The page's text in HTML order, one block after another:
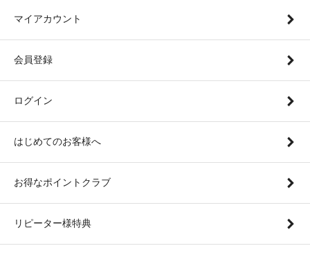
マイアカウント
会員登録
ログイン
はじめてのお客様へ
お得なポイントクラブ
リピーター様特典